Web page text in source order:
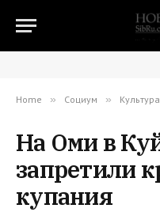
Home » Социум » Культура
На Оми в
запретили
купания